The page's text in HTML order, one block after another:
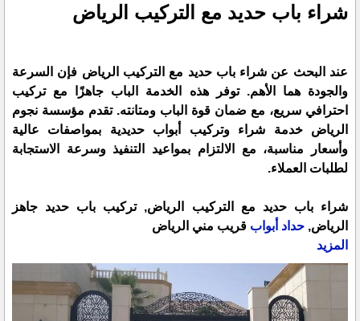
شراء باب حديد مع التركيب الرياض
عند البحث عن شراء باب حديد مع التركيب الرياض فإن السرعة
والجودة هما الأهم. توفر هذه الخدمة الباب جاهزًا مع تركيب
احترافي سريع، مع ضمان قوة الباب ومتانته. تقدم مؤسسة نجوم
الرياض خدمة شراء وتركيب أبواب حديدية بمواصفات عالية
وأسعار مناسبة، مع الالتزام بمواعيد التنفيذ وسرعة الاستجابة
لطلبات العملاء.
شراء باب حديد مع التركيب الرياض, تركيب باب حديد جاهز
الرياض, حداد أبواب قريب مني الرياض
المزيد